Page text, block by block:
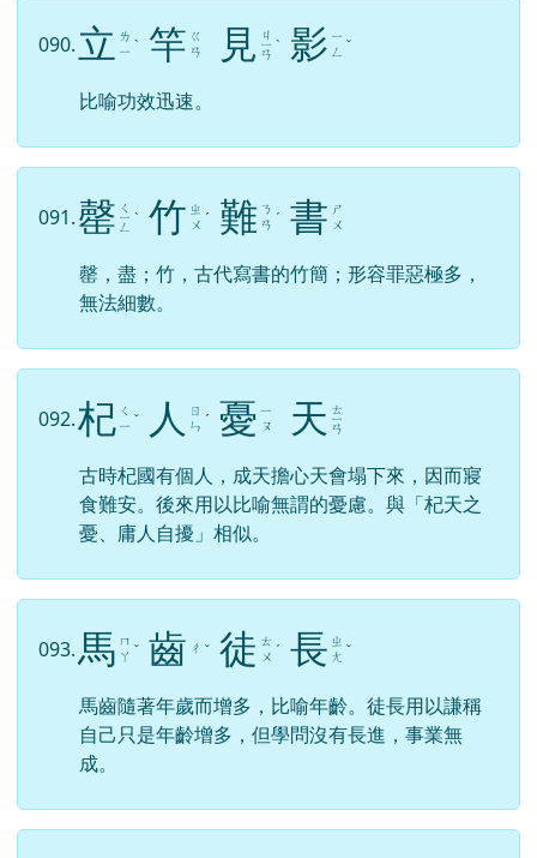
090. 立 ㄌ
ㄧ ˋ 竿 ㄍ
ㄢ
見 ㄐ
ㄧ
ㄢ
ˋ 影 ㄧ
ㄥ ˇ
比喻功效迅速。
091.罄 ㄑ
ㄧ
ㄥ
ˋ 竹 ㄓ
ㄨ ˊ 難 ㄋ
ㄢ ˊ 書 ㄕ
ㄨ
罄，盡；竹，古代寫書的竹簡；形容罪惡極多，
無法細數。
092.杞 ㄑ
ㄧ ˇ 人
ㄖ
ㄣ ˊ 憂 ㄧ
ㄡ
天 ㄊ
ㄧ
ㄢ
古時杞國有個人，成天擔心天會塌下來，因而寢
食難安。後來用以比喻無謂的憂慮。與「杞天之
憂、庸人自擾」相似。
093.馬 ㄇ
ㄚ ˇ 齒 ㄔ ˇ 徒 ㄊ
ㄨ ˊ 長 ㄓ
ㄤ ˇ
馬齒隨著年歲而增多，比喻年齡。徒長用以謙稱
自己只是年齡增多，但學問沒有長進，事業無
成。